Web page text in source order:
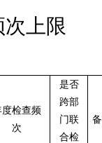
次上限
度检查频
次
是否
跨部
门联
合检